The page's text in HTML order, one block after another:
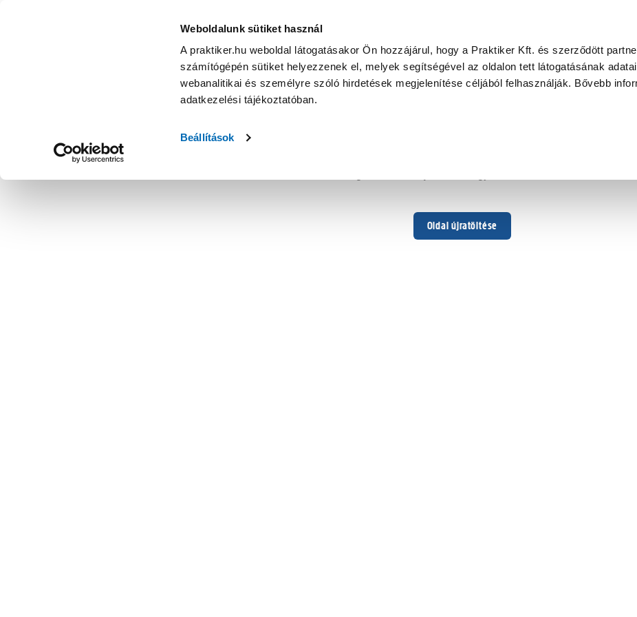
Weboldalunk sütiket használ
A praktiker.hu weboldal látogatásakor Ön hozzájárul, hogy a Praktiker Kft. és szerződött
számítógépén sütiket helyezzenek el, melyek segítségével az oldalon tett látogatásának
webanalitikai és személyre szóló hirdetések megjelenítése céljából felhasználják. Bővebb
adatkezelési tájékoztatóban.
Beállítások
Oldal újratöltése